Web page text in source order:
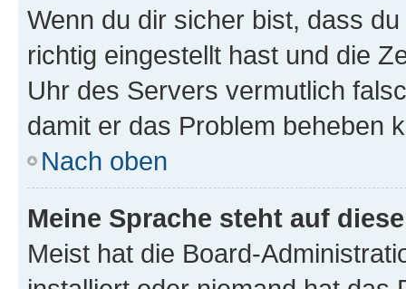
Wenn du dir sicher bist, dass
richtig eingestellt hast und die
Uhr des Servers vermutlich
damit er das Problem beheben
Nach oben
Meine Sprache steht auf
Meist hat die Board-